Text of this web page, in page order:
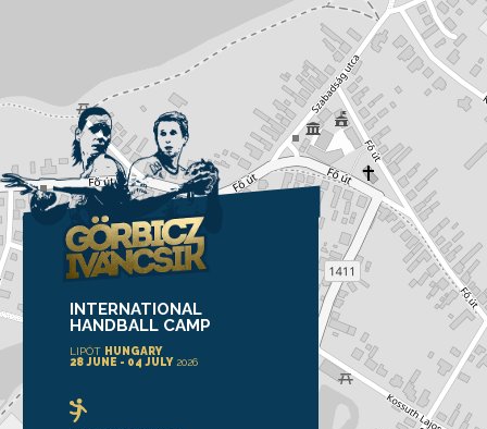
INTERNATIONAL
HANDBALL CAMP
LIPÓT HUNGARY
28 JUNE - 04 JULY2026